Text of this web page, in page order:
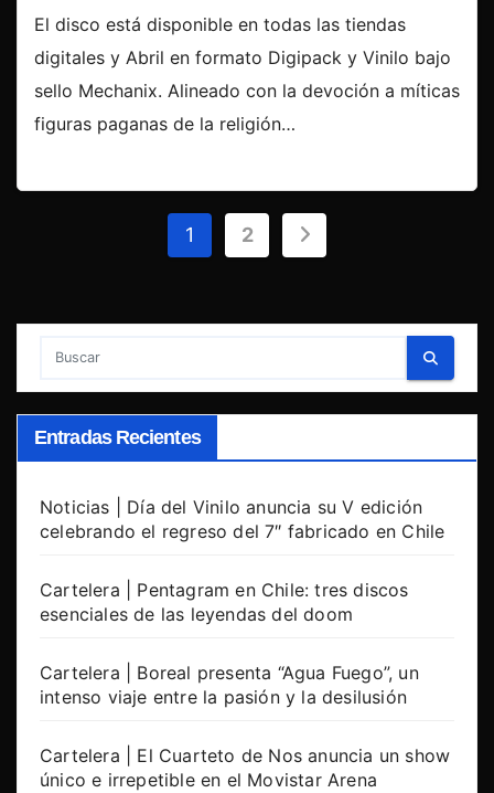
El disco está disponible en todas las tiendas
digitales y Abril en formato Digipack y Vinilo bajo
sello Mechanix. Alineado con la devoción a míticas
figuras paganas de la religión…
Paginación
entradas
1 2
Entradas Recientes
Noticias | Día del Vinilo anuncia su V edición
celebrando el regreso del 7″ fabricado en Chile
Cartelera | Pentagram en Chile: tres discos
esenciales de las leyendas del doom
Cartelera | Boreal presenta “Agua Fuego”, un
intenso viaje entre la pasión y la desilusión
Cartelera | El Cuarteto de Nos anuncia un show
único e irrepetible en el Movistar Arena